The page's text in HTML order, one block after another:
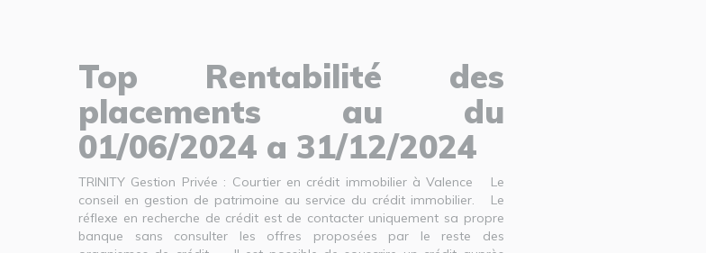
Top Rentabilité des
placements au du
01/06/2024 a 31/12/2024
TRINITY Gestion Privée : Courtier en crédit immobilier à Valence Le
conseil en gestion de patrimoine au service du crédit immobilier. Le
réflexe en recherche de crédit est de contacter uniquement sa propre
banque sans consulter les offres proposées par le reste des